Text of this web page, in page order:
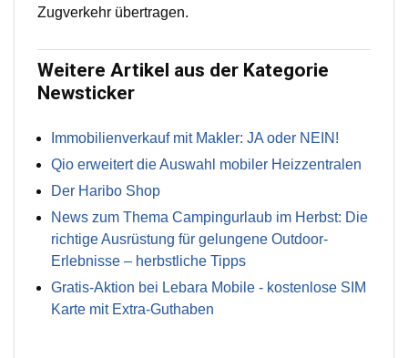
Zugverkehr übertragen.
Weitere Artikel aus der Kategorie
Newsticker
Immobilienverkauf mit Makler: JA oder NEIN!
Qio erweitert die Auswahl mobiler Heizzentralen
Der Haribo Shop
News zum Thema Campingurlaub im Herbst: Die
richtige Ausrüstung für gelungene Outdoor-
Erlebnisse – herbstliche Tipps
Gratis-Aktion bei Lebara Mobile - kostenlose SIM
Karte mit Extra-Guthaben